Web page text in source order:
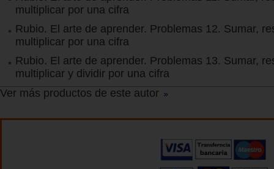
multiplicar por una cifra
Rubio. El arte de aprender. Problemas 12. Sumar,
multiplicar por una cifra
Rubio. El arte de aprender. Problemas 13. Sumar,
multiplicar y dividir por una cifra
Ver más productos de este autor